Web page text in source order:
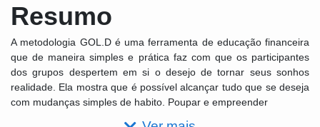
Resumo
A metodologia GOL.D é uma ferramenta de educação financeira
que de maneira simples e prática faz com que os participantes
dos grupos despertem em si o desejo de tornar seus sonhos
realidade. Ela mostra que é possível alcançar tudo que se deseja
com mudanças simples de habito. Poupar e empreender